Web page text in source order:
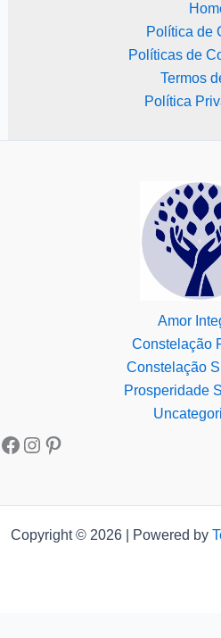
Política de
Políticas de
Termos
Política
Amor
Constelação
Constelação
Prosperidade
Copyright © 2026 | Powered by